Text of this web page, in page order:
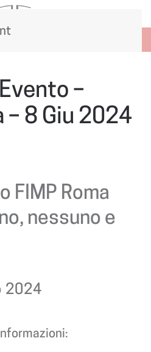
–
– 8 Giu 2024
FIMP Roma
nessuno e
2024